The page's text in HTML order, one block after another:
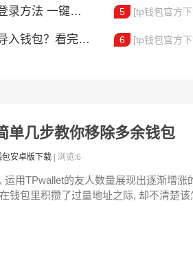
键切换账号超简单
？看完这篇就懂了
5 [tp钱包官方
6 [tp钱包官方
单几步教你移除多余钱包
安卓版下载 | 浏览:6
运用TPwallet的友人数量展现出逐渐增
钱包里积攒了过量地址之际, 却不清楚